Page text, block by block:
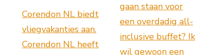
Corendon NL biedt
vliegvakanties aan.
Corendon NL heeft
gaan staan voor
een overdadig all-
inclusive buffet? Ik
wil gewoon een